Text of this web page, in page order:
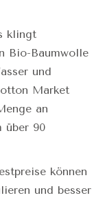
klingt
Bio-Baumwolle
und
Market
an
über 90
können
und besser